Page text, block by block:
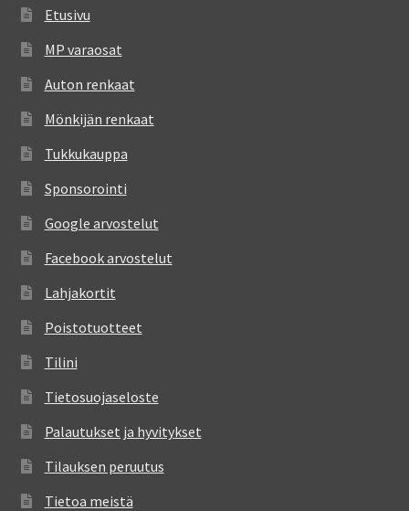
Etusivu
MP varaosat
Auton renkaat
Mönkijän renkaat
Tukkukauppa
Sponsorointi
Google arvostelut
Facebook arvostelut
Lahjakortit
Poistotuotteet
Tilini
Tietosuojaseloste
Palautukset ja hyvitykset
Tilauksen peruutus
Tietoa meistä